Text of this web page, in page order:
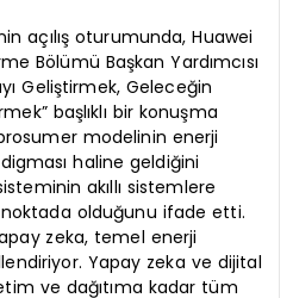
açılış oturumunda, Huawei
Bölümü Başkan Yardımcısı
Geliştirmek, Geleceğin
başlıklı bir konuşma
modelinin enerji
haline geldiğini
akıllı sistemlere
olduğunu ifade etti.
zeka, temel enerji
Yapay zeka ve dijital
ve dağıtıma kadar tüm